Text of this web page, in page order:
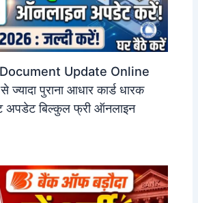
Update Online
पुराना आधार कार्ड धारक
अपडेट बिल्कुल फ्री ऑनलाइन